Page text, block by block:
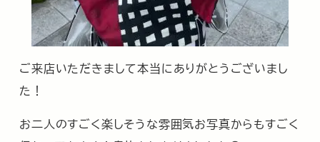
ご来店いただきまして本当にありがとうございまし
た！
お二人のすごく楽しそうな雰囲気お写真からもすごく